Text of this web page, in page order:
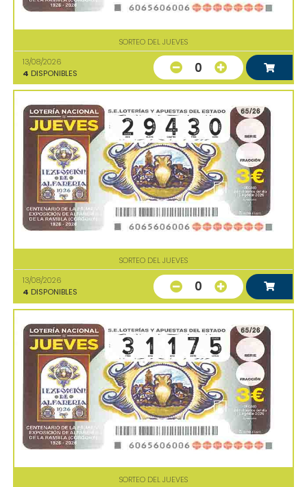
SORTEO DEL JUEVES
13/08/2026
4 DISPONIBLES 0
SORTEO DEL JUEVES
13/08/2026
4 DISPONIBLES 0
SORTEO DEL JUEVES